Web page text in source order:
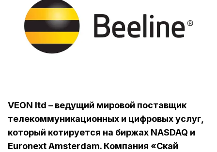
VEON ltd – ведущий мировой поставщик
телекоммуникационных и цифровых услуг,
который котируется на биржах NASDAQ и
Euronext Amsterdam. Компания «Cкай